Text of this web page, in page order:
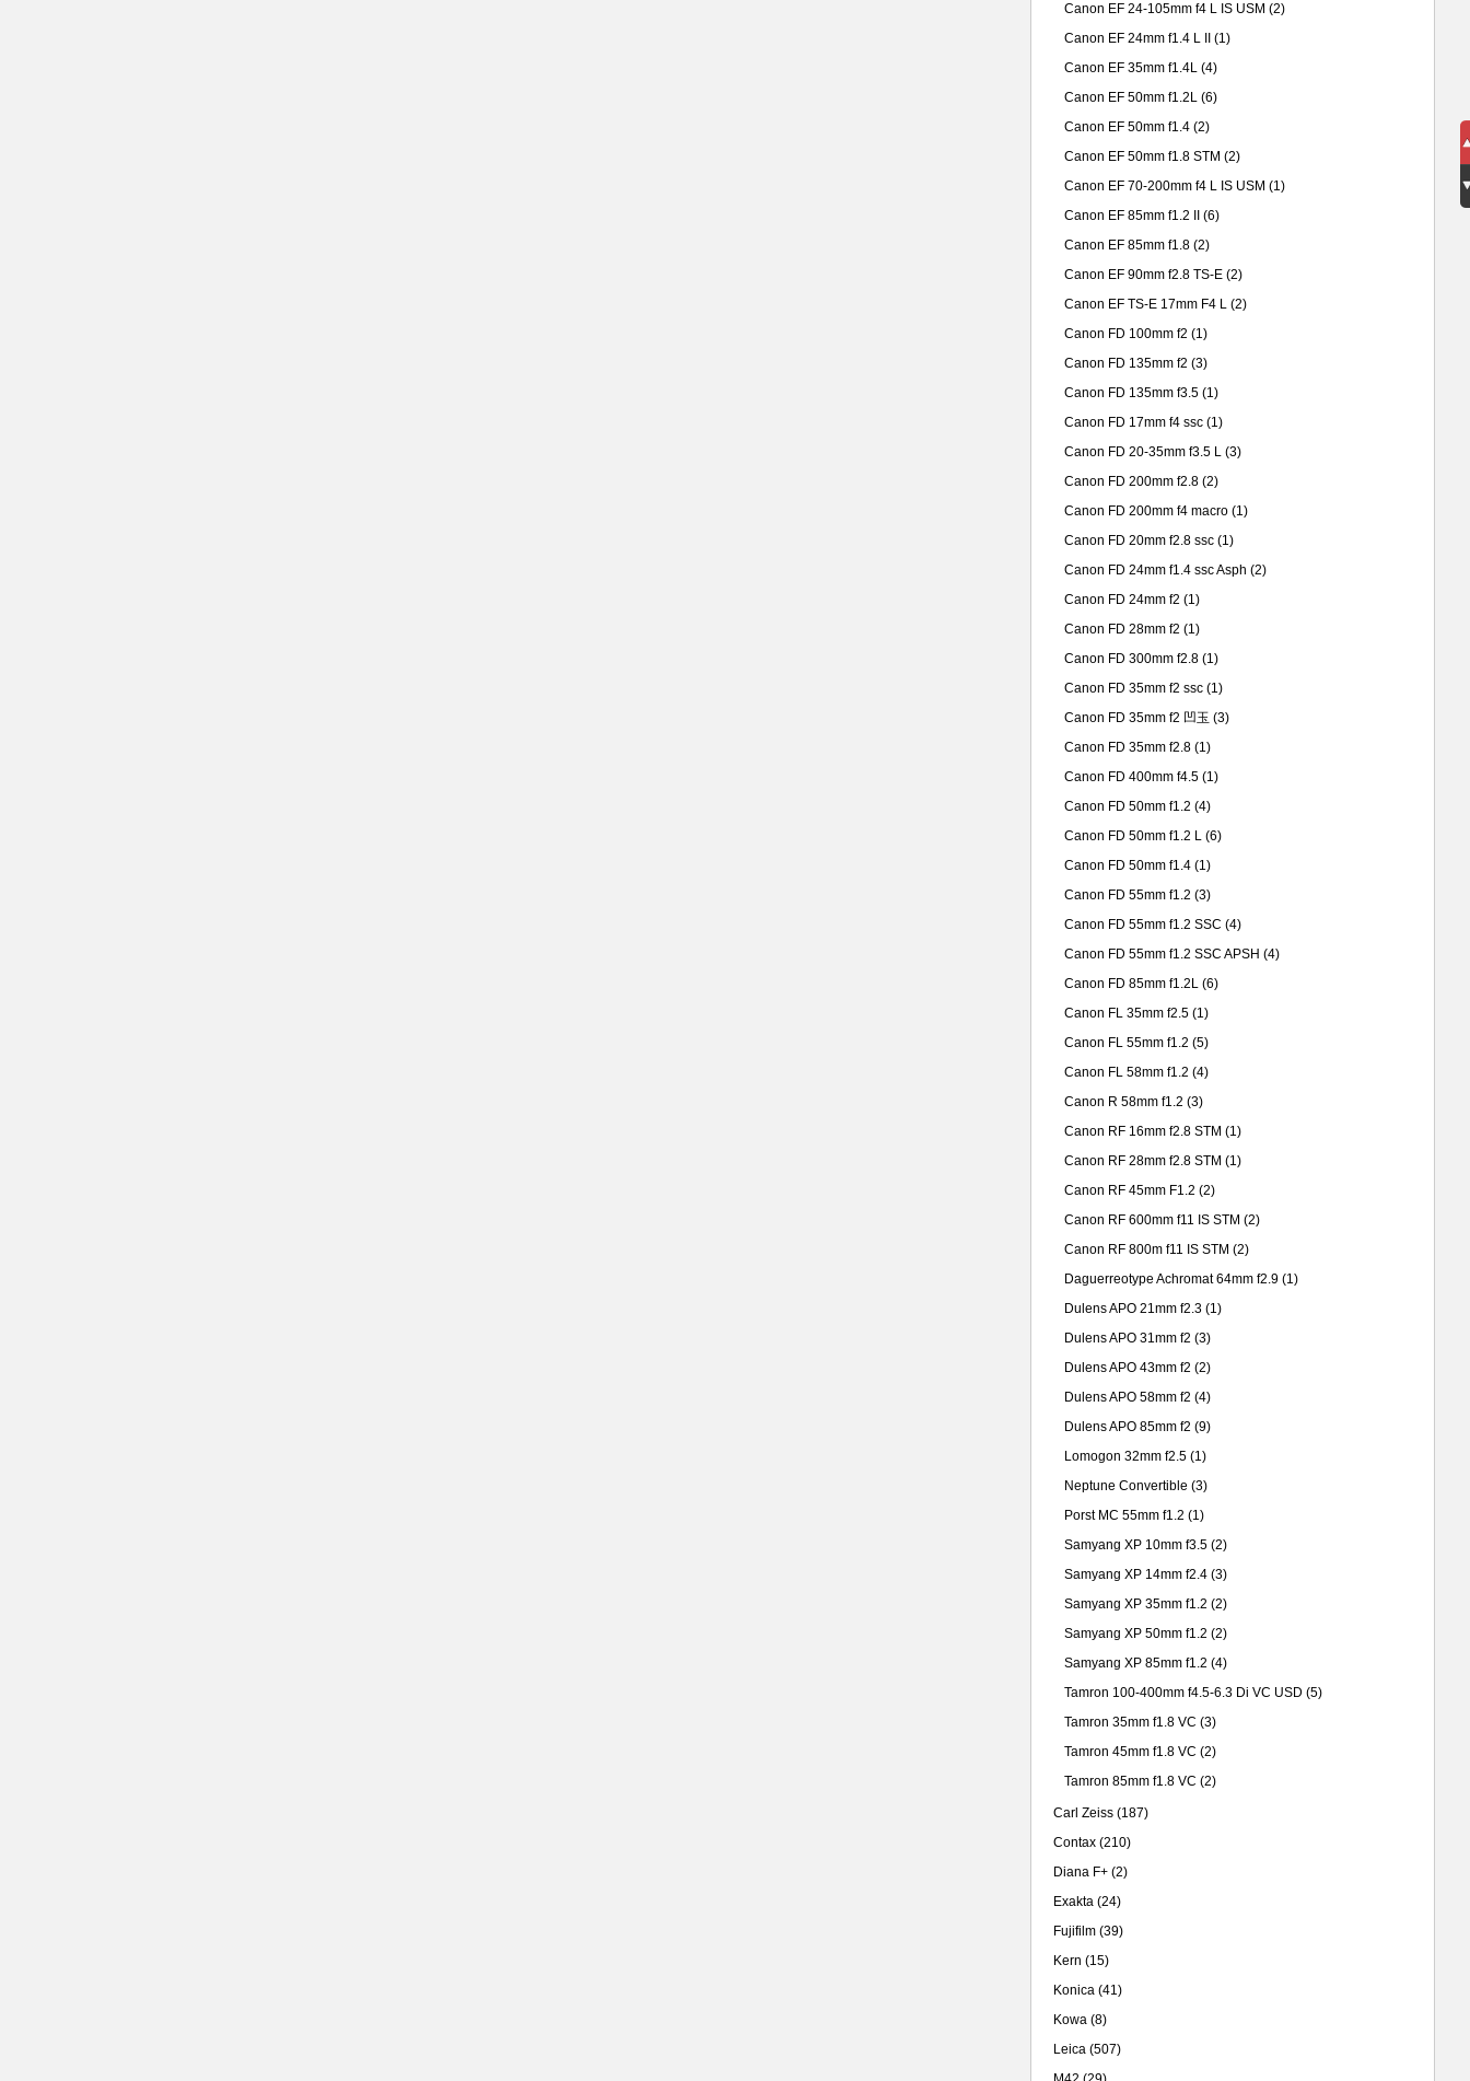
Canon EF 24-105mm f4 L IS USM (2)
Canon EF 24mm f1.4 L II
(1)
Canon EF 35mm f1.4L (4)
Canon EF 50mm f1.2L (6)
Canon EF 50mm f1.4 (2)
Canon EF 50mm f1.8 STM (2)
Canon EF 70-200mm f4 L IS USM (1)
Canon EF 85mm f1.2 II
(6)
Canon EF 85mm f1.8 (2)
Canon EF 90mm f2.8 TS-E (2)
Canon EF TS-E 17mm F4 L (2)
Canon FD 100mm f2 (1)
Canon FD 135mm f2 (3)
Canon FD 135mm f3.5 (1)
Canon FD 17mm f4 ssc (1)
Canon FD 20-35mm f3.5 L (3)
Canon FD 200mm f2.8 (2)
Canon FD 200mm f4 macro (1)
Canon FD 20mm f2.8 ssc (1)
Canon FD 24mm f1.4 ssc Asph (2)
Canon FD 24mm f2 (1)
Canon FD 28mm f2 (1)
Canon FD 300mm f2.8 (1)
Canon FD 35mm f2 ssc (1)
Canon FD 35mm f2 凹玉 (3)
Canon FD 35mm f2.8 (1)
Canon FD 400mm f4.5 (1)
Canon FD 50mm f1.2 (4)
Canon FD 50mm f1.2 L (6)
Canon FD 50mm f1.4 (1)
Canon FD 55mm f1.2 (3)
Canon FD 55mm f1.2 SSC (4)
Canon FD 55mm f1.2 SSC APSH (4)
Canon FD 85mm f1.2L (6)
Canon FL 35mm f2.5 (1)
Canon FL 55mm f1.2 (5)
Canon FL 58mm f1.2 (4)
Canon R 58mm f1.2 (3)
Canon RF 16mm f2.8 STM (1)
Canon RF 28mm f2.8 STM (1)
Canon RF 45mm F1.2 (2)
Canon RF 600mm f11 IS STM (2)
Canon RF 800m f11 IS STM (2)
Daguerreotype Achromat 64mm f2.9 (1)
Dulens APO 21mm f2.3 (1)
Dulens APO 31mm f2 (3)
Dulens APO 43mm f2 (2)
Dulens APO 58mm f2 (4)
Dulens APO 85mm f2 (9)
Lomogon 32mm f2.5 (1)
Neptune Convertible (3)
Porst MC 55mm f1.2 (1)
Samyang XP 10mm f3.5 (2)
Samyang XP 14mm f2.4 (3)
Samyang XP 35mm f1.2 (2)
Samyang XP 50mm f1.2 (2)
Samyang XP 85mm f1.2 (4)
Tamron 100-400mm f4.5-6.3 Di VC USD (5)
Tamron 35mm f1.8 VC (3)
Tamron 45mm f1.8 VC (2)
Tamron 85mm f1.8 VC (2)
Carl Zeiss (187)
Contax (210)
Diana F+ (2)
Exakta (24)
Fujifilm (39)
Kern (15)
Konica (41)
Kowa (8)
Leica (507)